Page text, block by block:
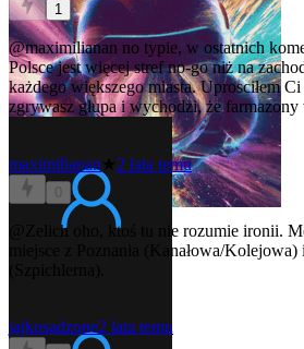
1
@maximilianan no typie, w ostatnich
Polsce jest więcej stref no-go niż na
każdego większego miasta. Uprosciłem
zgrywasz głupa i wychodzi, że
maximilianan 2 lata temu
0
@Zelich oho, ktoś tu nie rozumie ironii.
miejsce z Poznania (Kanałowa/Kolejowa)
jajkosadzone2 lata temu